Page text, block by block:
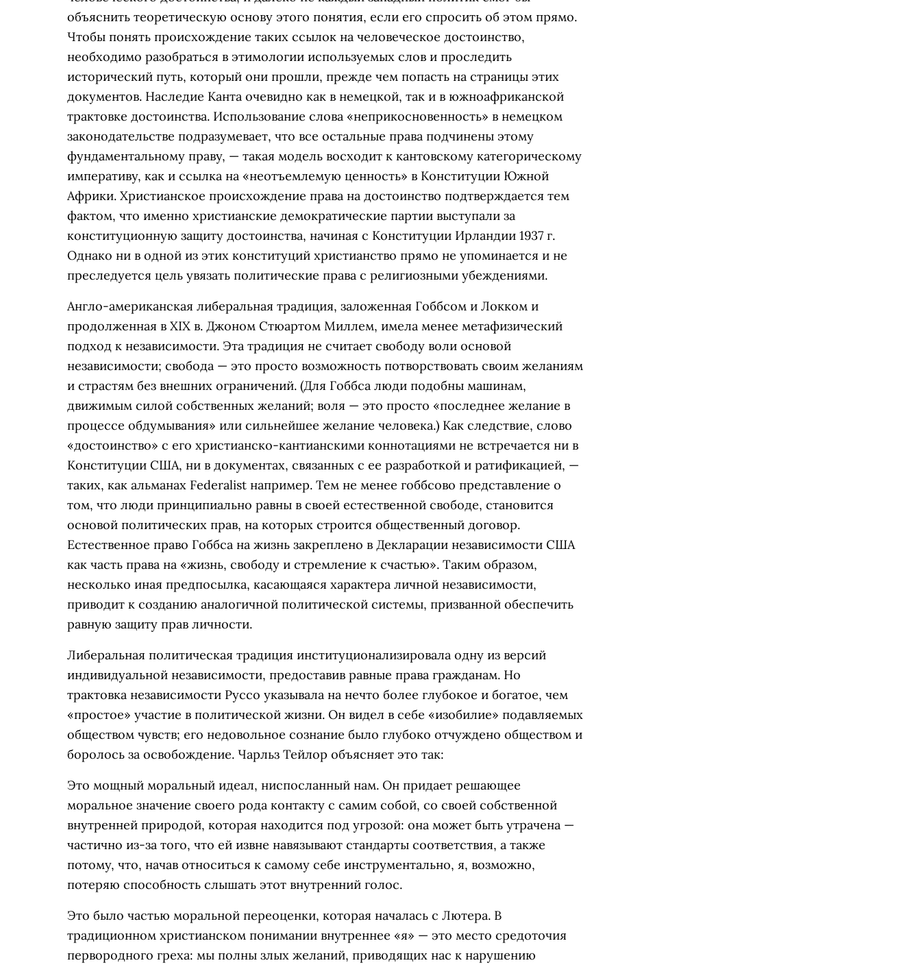
объяснить теоретическую основу этого понятия, если его спросить об этом прямо.
Чтобы понять происхождение таких ссылок на человеческое достоинство,
необходимо разобраться в этимологии используемых слов и проследить
исторический путь, который они прошли, прежде чем попасть на страницы этих
документов. Наследие Канта очевидно как в немецкой, так и в южноафриканской
трактовке достоинства. Использование слова «неприкосновенность» в немецком
законодательстве подразумевает, что все остальные права подчинены этому
фундаментальному праву, — такая модель восходит к кантовскому категорическому
императиву, как и ссылка на «неотъемлемую ценность» в Конституции Южной
Африки. Христианское происхождение права на достоинство подтверждается тем
фактом, что именно христианские демократические партии выступали за
конституционную защиту достоинства, начиная с Конституции Ирландии 1937 г.
Однако ни в одной из этих конституций христианство прямо не упоминается и не
преследуется цель увязать политические права с религиозными убеждениями.
Англо-американская либеральная традиция, заложенная Гоббсом и Локком и
продолженная в XIX в. Джоном Стюартом Миллем, имела менее метафизический
подход к независимости. Эта традиция не считает свободу воли основой
независимости; свобода — это просто возможность потворствовать своим желаниям
и страстям без внешних ограничений. (Для Гоббса люди подобны машинам,
движимым силой собственных желаний; воля — это просто «последнее желание в
процессе обдумывания» или сильнейшее желание человека.) Как следствие, слово
«достоинство» с его христианско-кантианскими коннотациями не встречается ни в
Конституции США, ни в документах, связанных с ее разработкой и ратификацией, —
таких, как альманах Federalist например. Тем не менее гоббсово представление о
том, что люди принципиально равны в своей естественной свободе, становится
основой политических прав, на которых строится общественный договор.
Естественное право Гоббса на жизнь закреплено в Декларации независимости США
как часть права на «жизнь, свободу и стремление к счастью». Таким образом,
несколько иная предпосылка, касающаяся характера личной независимости,
приводит к созданию аналогичной политической системы, призванной обеспечить
равную защиту прав личности.
Либеральная политическая традиция институционализировала одну из версий
индивидуальной независимости, предоставив равные права гражданам. Но
трактовка независимости Руссо указывала на нечто более глубокое и богатое, чем
«простое» участие в политической жизни. Он видел в себе «изобилие» подавляемых
обществом чувств; его недовольное сознание было глубоко отчуждено обществом и
боролось за освобождение. Чарльз Тейлор объясняет это так:
Это мощный моральный идеал, ниспосланный нам. Он придает решающее
моральное значение своего рода контакту с самим собой, со своей собственной
внутренней природой, которая находится под угрозой: она может быть утрачена —
частично из-за того, что ей извне навязывают стандарты соответствия, а также
потому, что, начав относиться к самому себе инструментально, я, возможно,
потеряю способность слышать этот внутренний голос.
Это было частью моральной переоценки, которая началась с Лютера. В
традиционном христианском понимании внутреннее «я» — это место средоточия
первородного греха: мы полны злых желаний, приводящих нас к нарушению